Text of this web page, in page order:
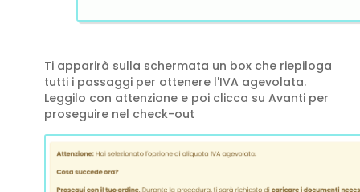
Ti apparirà sulla schermata un box che riepiloga
tutti i passaggi per ottenere l'IVA agevolata.
Leggilo con attenzione e poi clicca su Avanti per
proseguire nel check-out